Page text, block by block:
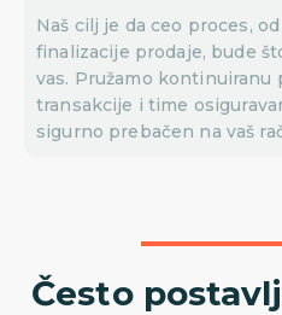
Naš cilj je da ceo proces,
finalizacije prodaje, bude
vas. Pružamo kontinuiranu
transakcije i time
sigurno prebačen na vaš
Često